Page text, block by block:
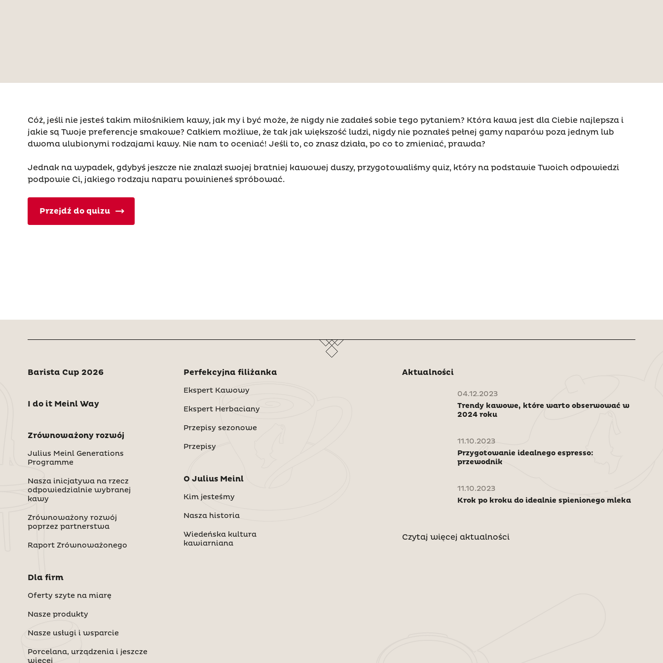
Cóż, jeśli nie jesteś takim miłośnikiem kawy, jak my i być może, że nigdy nie zadałeś sobie tego pytaniem? Która kawa jest dla Ciebie najlepsza i
jakie są Twoje preferencje smakowe? Całkiem możliwe, że tak jak większość ludzi, nigdy nie poznałeś pełnej gamy naparów poza jednym lub
dwoma ulubionymi rodzajami kawy. Nie nam to oceniać! Jeśli to, co znasz działa, po co to zmieniać, prawda?
Jednak na wypadek, gdybyś jeszcze nie znalazł swojej bratniej kawowej duszy, przygotowaliśmy quiz, który na podstawie Twoich odpowiedzi
podpowie Ci, jakiego rodzaju naparu powinieneś spróbować.
Przejdź do quizu
Barista Cup 2026
I do it Meinl Way
Zrównoważony rozwój
Julius Meinl Generations
Programme
Nasza inicjatywa na rzecz
odpowiedzialnie wybranej
kawy
Zrównoważony rozwój
poprzez partnerstwa
Raport Zrównoważonego
Dla firm
Oferty szyte na miarę
Nasze produkty
Nasze usługi i wsparcie
Porcelana, urządzenia i jeszcze
więcej
Perfekcyjna filiżanka
Ekspert Kawowy
Ekspert Herbaciany
Przepisy sezonowe
Przepisy
O Julius Meinl
Kim jesteśmy
Nasza historia
Wiedeńska kultura
kawiarniana
Aktualności
04.12.2023
Trendy kawowe, które warto obserwować w
2024 roku
11.10.2023
Przygotowanie idealnego espresso:
przewodnik
11.10.2023
Krok po kroku do idealnie spienionego mleka
Czytaj więcej aktualności